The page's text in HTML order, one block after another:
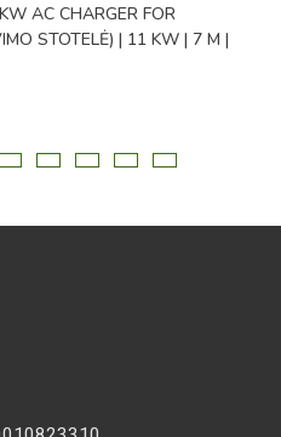
AC CHARGER FOR
STOTELĖ) | 11 KW | 7 M |